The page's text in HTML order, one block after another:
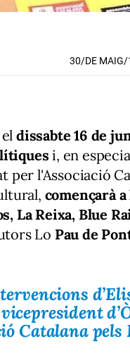
30/DE MAIG/
eldissabte 16 de
i, en
per l'Associació
començarà
La Reixa, Blue
Lo Pau de
d’
d’
Catalana